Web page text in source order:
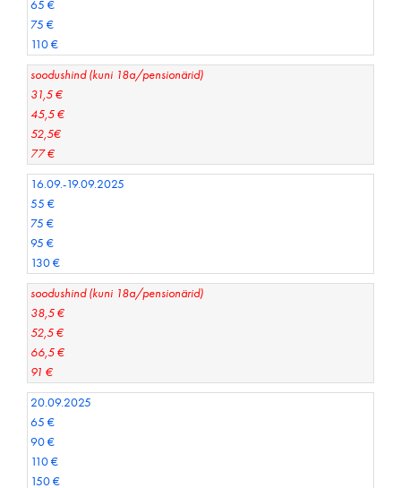
65 €
75 €
110 €
soodushind (kuni 18a/pensionärid)
31,5 €
45,5 €
52,5€
77 €
16.09.-19.09.2025
55 €
75 €
95 €
130 €
soodushind (kuni 18a/pensionärid)
38,5 €
52,5 €
66,5 €
91 €
20.09.2025
65 €
90 €
110 €
150 €